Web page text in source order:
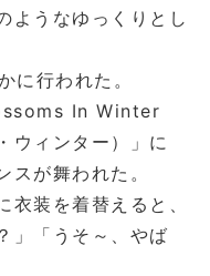
ようなゆっくりとし
に行われた。
In Winter
ウィンター）」に
が舞われた。
装を着替えると、
」「うそ～、やば